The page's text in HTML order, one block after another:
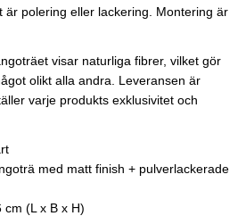
är polering eller lackering. Montering är
visar naturliga fibrer, vilket gör
olikt alla andra. Leveransen är
varje produkts exklusivitet och
med matt finish + pulverlackerade
cm (L x B x H)